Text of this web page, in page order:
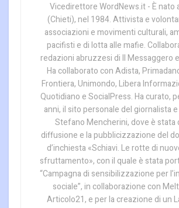
Vicedirettore WordNews.it - È nato
(Chieti), nel 1984. Attivista e
associazioni e movimenti culturali,
pacifisti e di lotta alle mafie.
redazioni abruzzesi di Il Messaggero
Ha collaborato con Adista,
Frontiera, Unimondo, Libera
Quotidiano e SocialPress. Ha curato,
anni, il sito personale del giornalista
Stefano Mencherini, dove è stata
diffusione e la pubblicizzazione del
d’inchiesta «Schiavi. Le rotte di
sfruttamento», con il quale è stata
“Campagna di sensibilizzazione per
sociale”, in collaborazione con
Articolo21, e per la creazione di un